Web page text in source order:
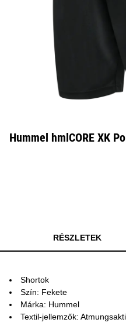
Hummel hmlCORE XK
RÉSZLETEK
Shortok
Szín: Fekete
Márka: Hummel
Textil-jellemzők: